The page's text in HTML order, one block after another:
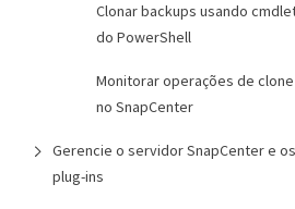
Clonar backups usando
do PowerShell
Monitorar operações de clone
no SnapCenter
Gerencie o servidor SnapCenter e os
plug-ins